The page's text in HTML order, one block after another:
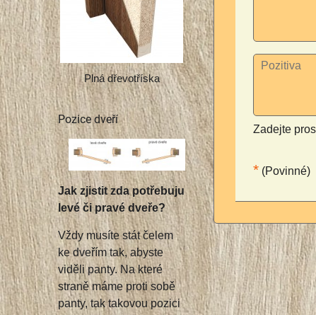
Zadejte
* (Povinné)
Plná dřevotříska
Pozice dveří
Jak zjistit zda potřebuju
levé či pravé dveře?
Vždy musíte stát čelem
ke dveřím tak, abyste
viděli panty. Na které
straně máme proti sobě
panty, tak takovou pozici